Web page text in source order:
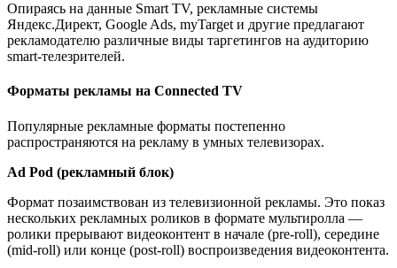
Опираясь на данные Smart TV, рекламные системы
Яндекс.Директ, Google Ads, myTarget и другие предлагают
рекламодателю различные виды таргетингов на аудиторию
smart-телезрителей.
Форматы рекламы на Connected TV
Популярные рекламные форматы постепенно
распространяются на рекламу в умных телевизорах.
Ad Pod (рекламный блок)
Формат позаимствован из телевизионной рекламы. Это показ
нескольких рекламных роликов в формате мультиролла —
ролики прерывают видеоконтент в начале (pre-roll), середине
(mid-roll) или конце (post-roll) воспроизведения видеоконтента.